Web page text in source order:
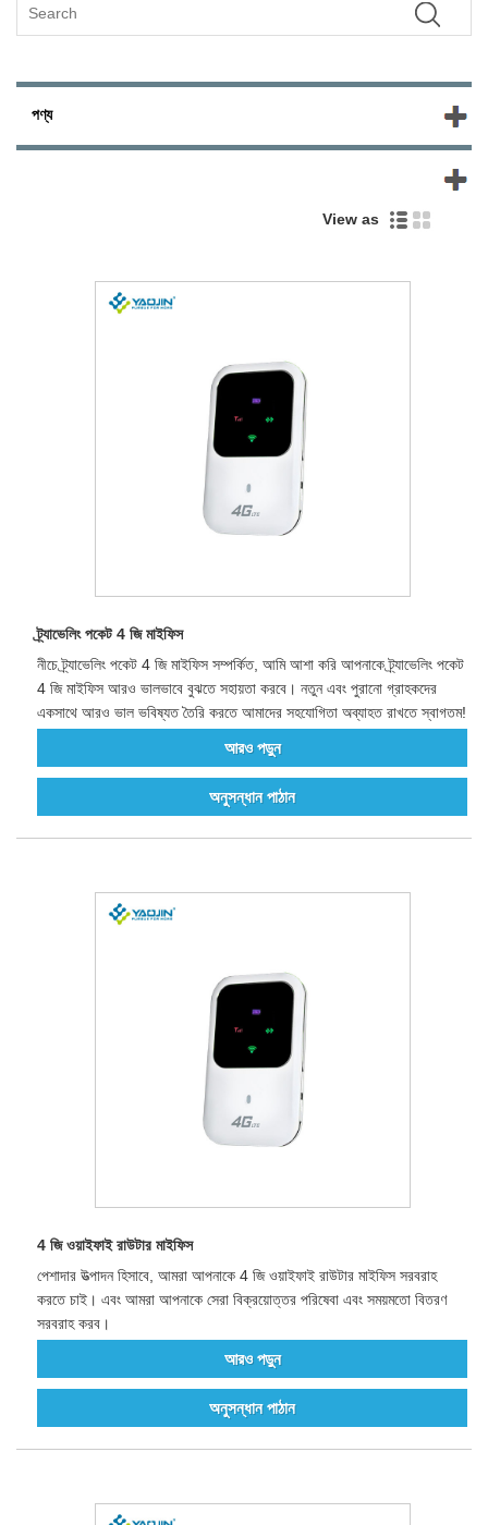
পণ্য
View as
ট্র্যাভেলিং পকেট 4 জি মাইফিস
নীচে ট্র্যাভেলিং পকেট 4 জি মাইফিস সম্পর্কিত, আমি আশা করি আপনাকে ট্র্যাভেলিং পকেট
4 জি মাইফিস আরও ভালভাবে বুঝতে সহায়তা করবে। নতুন এবং পুরানো গ্রাহকদের
একসাথে আরও ভাল ভবিষ্যত তৈরি করতে আমাদের সহযোগিতা অব্যাহত রাখতে স্বাগতম!
আরও পড়ুন
অনুসন্ধান পাঠান
4 জি ওয়াইফাই রাউটার মাইফিস
পেশাদার উত্পাদন হিসাবে, আমরা আপনাকে 4 জি ওয়াইফাই রাউটার মাইফিস সরবরাহ
করতে চাই। এবং আমরা আপনাকে সেরা বিক্রয়োত্তর পরিষেবা এবং সময়মতো বিতরণ
সরবরাহ করব।
আরও পড়ুন
অনুসন্ধান পাঠান